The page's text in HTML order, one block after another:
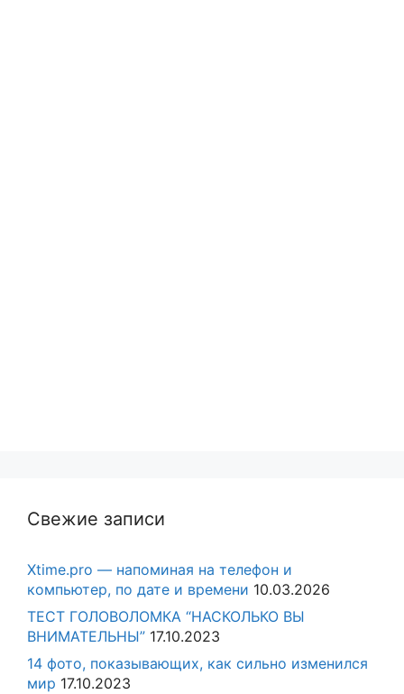
Свежие записи
Xtime.pro — напоминая на телефон и
компьютер, по дате и времени 10.03.2026
ТЕСТ ГОЛОВОЛОМКА “НАСКОЛЬКО ВЫ
ВНИМАТЕЛЬНЫ” 17.10.2023
14 фото, показывающих, как сильно изменился
мир 17.10.2023